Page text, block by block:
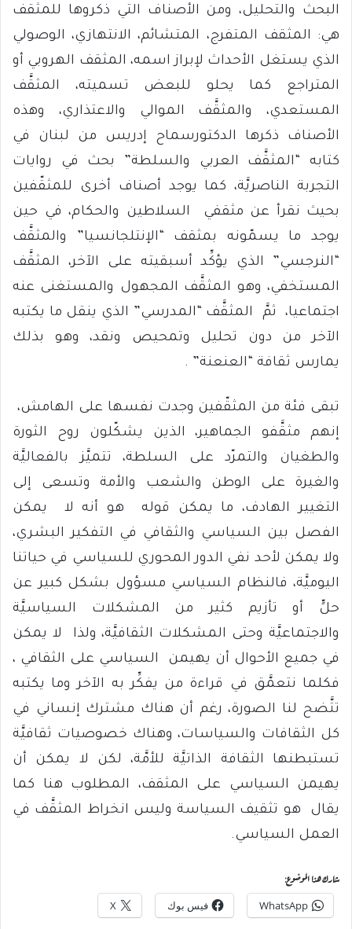
البحث والتحليل، ومن الأصناف التي ذكروها للمثقف
هي: المثقف المتفرج، المتشائم، الانتهازي، الوصولي
الذي يستغل الأحداث لإبراز اسمه، المثقف الهروبي أو
المتراجع كما يحلو للبعض تسميته، المثقَّف
المستعدي، والمثقَّف الموالي والاعتذاري، وهذه
الأصناف ذكرها الدكتورسماح إدريس من لبنان في
كتابه “المثقَّف العربي والسلطة” بحث في روايات
التجربة الناصريَّة، كما يوجد أصناف أخرى للمثقّفين
بحيث نقرأ عن مثقفي السلاطين والحكام، في حين
يوجد ما يسمّونه بمثقف “الإنتلجانسيا” والمثقَّف
“النرجسي” الذي يؤكِّد أسبقيته على الآخر، المثقَّف
المستخفي، وهو المثقَّف المجهول والمستغنى عنه
اجتماعيا، ثمَّ المثقَّف “المدرسي” الذي ينقل ما يكتبه
الآخر من دون تحليل وتمحيص ونقد، وهو بذلك
يمارس ثقافة “العنعنة” .
تبقى فئة من المثقّفين وجدت نفسها على الهامش،
إنهم مثقَّفو الجماهير، الذين يشكّلون روح الثورة
والطغيان والتمرّد على السلطة، تتميَّز بالفعاليَّة
والغيرة على الوطن والشعب والأمة وتسعى إلى
التغيير الهادف، ما يمكن قوله هو أنه لا يمكن
الفصل بين السياسي والثقافي في التفكير البشري،
ولا يمكن لأحد نفي الدور المحوري للسياسي في حياتنا
اليوميَّة، فالنظام السياسي مسؤول بشكل كبير عن
حلٍّ أو تأزيم كثير من المشكلات السياسيَّة
والاجتماعيَّة وحتى المشكلات الثقافيَّة، ولذا لا يمكن
في جميع الأحوال أن يهيمن السياسي على الثقافي ،
فكلما نتعمَّق في قراءة من يفكِّر به الآخر وما يكتبه
تتَّضح لنا الصورة، رغم أن هناك مشترك إنساني في
كل الثقافات والسياسات، وهناك خصوصيات ثقافيَّة
تستبطنها الثقافة الذاتيَّة للأمَّة، لكن لا يمكن أن
يهيمن السياسي على المثقف، المطلوب هنا كما
يقال هو تثقيف السياسة وليس انخراط المثقَّف في
العمل السياسي.
شارك هذا الموضوع:
WhatsApp
فيس بوك X